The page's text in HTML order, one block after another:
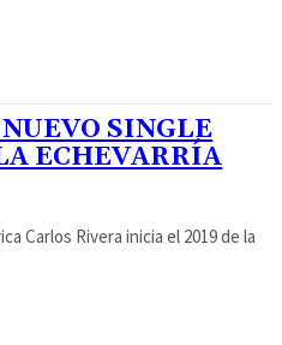
SINGLE
ECHEVARRÍA
Carlos Rivera inicia el 2019 de la